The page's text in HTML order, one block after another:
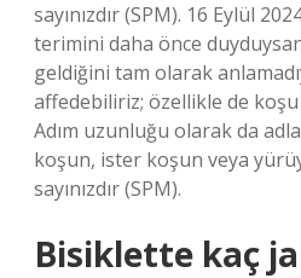
sayınızdır (SPM). 16 Eylül
terimini daha önce
geldiğini tam olarak
affedebiliriz; özellikle de koşu
Adım uzunluğu olarak da
koşun, ister koşun veya
sayınızdır (SPM).
Bisiklette kaç